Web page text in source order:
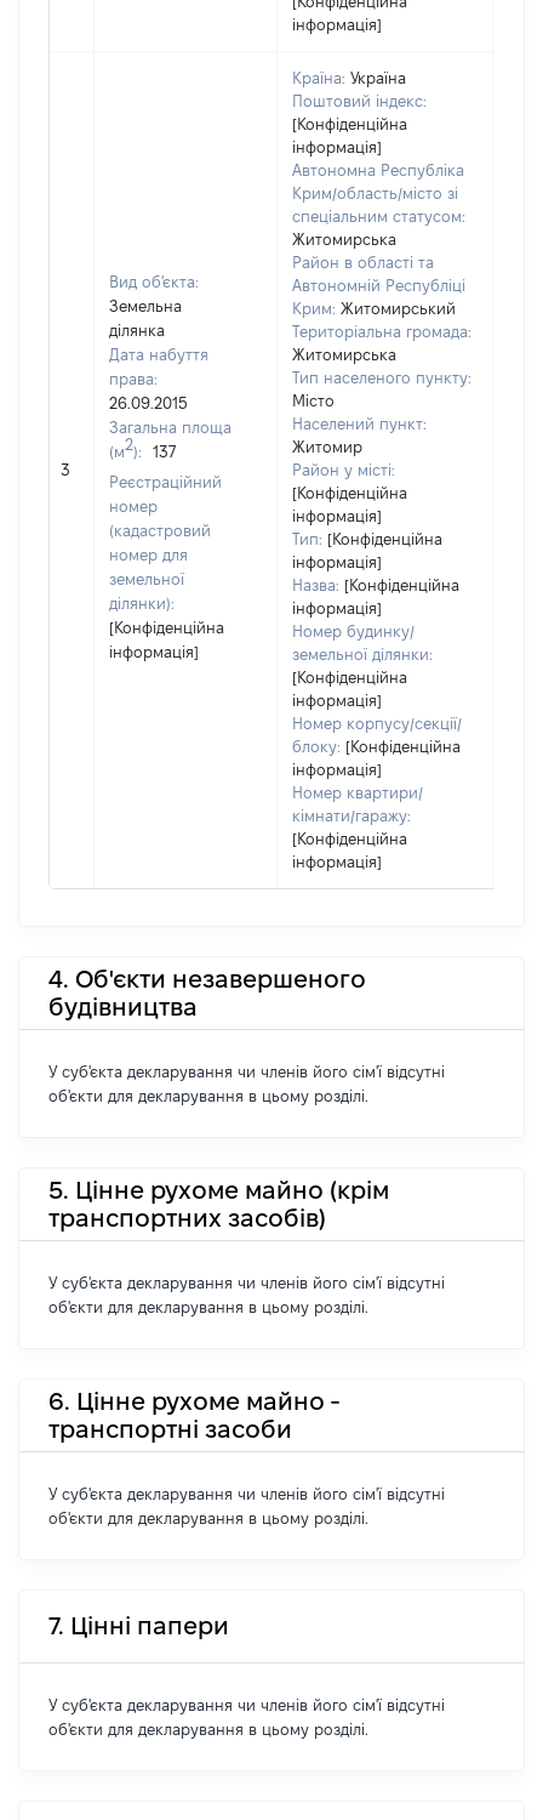
інформація]
3
Вид об'єкта:
Земельна
ділянка
Дата набуття
права:
26.09.2015
Загальна площа
(м2):
137
Реєстраційний
номер
(кадастровий
номер для
земельної
ділянки):
[Конфіденційна
інформація]
Країна: Україна
Поштовий індекс:
[Конфіденційна
інформація]
Автономна Республіка
Крим/область/місто зі
спеціальним статусом:
Житомирська
Район в області та
Автономній Республіці
Крим: Житомирський
Територіальна громада:
Житомирська
Тип населеного пункту:
Місто
Населений пункт:
Житомир
Район у місті:
[Конфіденційна
інформація]
Тип: [Конфіденційна
інформація]
Назва: [Конфіденційна
інформація]
Номер будинку/
земельної ділянки:
[Конфіденційна
інформація]
Номер корпусу/секції/
блоку: [Конфіденційна
інформація]
Номер квартири/
кімнати/гаражу:
[Конфіденційна
інформація]
4. Об'єкти незавершеного
будівництва
У суб'єкта декларування чи членів його сім'ї відсутні
об'єкти для декларування в цьому розділі.
5. Цінне рухоме майно (крім
транспортних засобів)
У суб'єкта декларування чи членів його сім'ї відсутні
об'єкти для декларування в цьому розділі.
6. Цінне рухоме майно -
транспортні засоби
У суб'єкта декларування чи членів його сім'ї відсутні
об'єкти для декларування в цьому розділі.
7. Цінні папери
У суб'єкта декларування чи членів його сім'ї відсутні
об'єкти для декларування в цьому розділі.